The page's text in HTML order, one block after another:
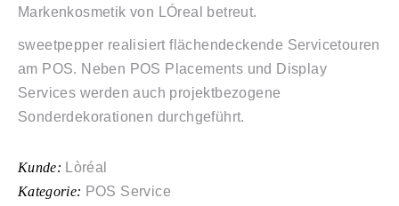
Markenkosmetik von LÓreal betreut.
sweetpepper realisiert flächendeckende Servicetouren
am POS. Neben POS Placements und Display
Services werden auch projektbezogene
Sonderdekorationen durchgeführt.
Kunde: Lòréal
Kategorie: POS Service